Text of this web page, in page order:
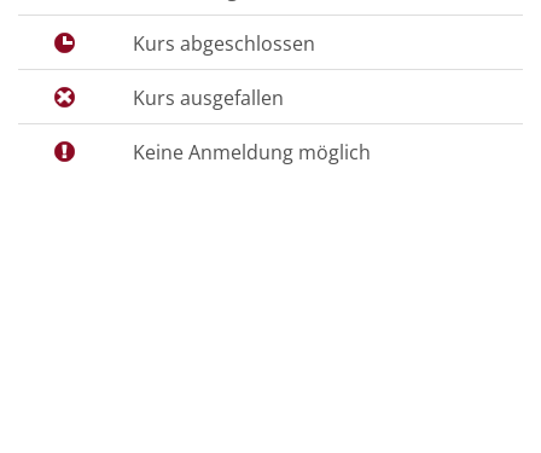
Kurs abgeschlossen
Kurs ausgefallen
Keine Anmeldung möglich